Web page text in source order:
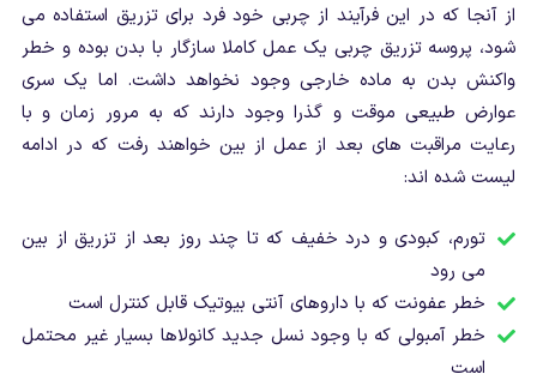
از آنجا که در این فرآیند از چربی خود فرد برای تزریق استفاده می
شود، پروسه تزریق چربی یک عمل کاملا سازگار با بدن بوده و خطر
واکنش بدن به ماده خارجی وجود نخواهد داشت. اما یک سری
عوارض طبیعی موقت و گذرا وجود دارند که به مرور زمان و با
رعایت مراقبت های بعد از عمل از بین خواهند رفت که در ادامه
لیست شده اند:
تورم، کبودی و درد خفیف که تا چند روز بعد از تزریق از بین
می رود
خطر عفونت که با داروهای آنتی بیوتیک قابل کنترل است
خطر آمبولی که با وجود نسل جدید کانولاها بسیار غیر محتمل
است